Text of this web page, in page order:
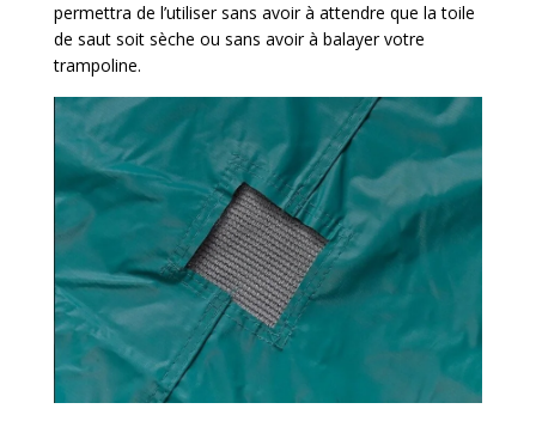
permettra de l’utiliser sans avoir à attendre que la toile
de saut soit sèche ou sans avoir à balayer votre
trampoline.